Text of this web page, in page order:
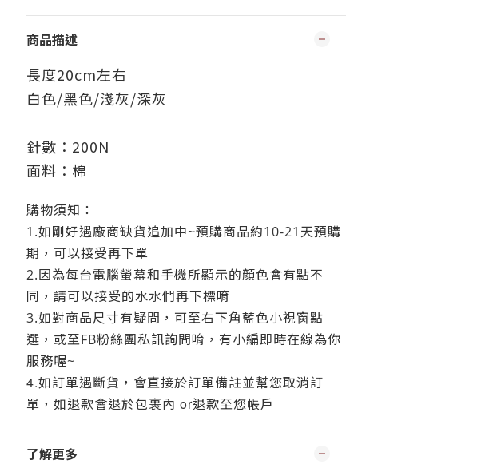
商品描述
長度20cm左右
白色/黑色/淺灰/深灰
針數：200N
面料：棉
購物須知：
1.如剛好遇廠商缺貨追加中~預購商品約10-21天預購
期，可以接受再下單
2.因為每台電腦螢幕和手機所顯示的顏色會有點不
同，請可以接受的水水們再下標唷
3.如對商品尺寸有疑問，可至右下角藍色小視窗點
選，或至FB粉絲團私訊詢問唷，有小編即時在線為你
服務喔~
4.如訂單遇斷貨，會直接於訂單備註並幫您取消訂
單，如退款會退於包裹內 or退款至您帳戶
了解更多